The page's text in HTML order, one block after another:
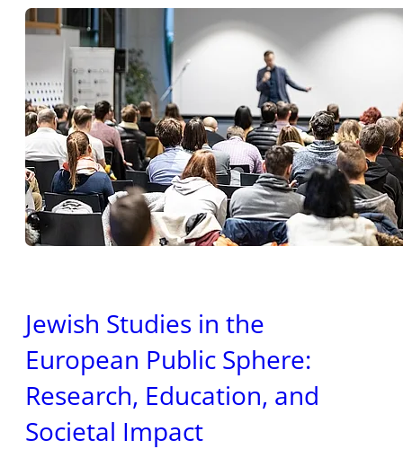
Jewish Studies in the
European Public Sphere:
Research, Education, and
Societal Impact